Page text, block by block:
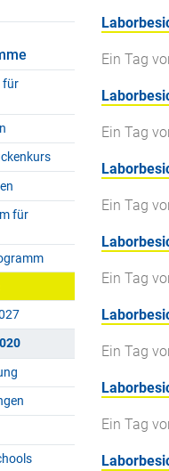
für
für
Ein Tag
Ein Tag
Ein Tag
Ein Tag
Ein Tag
Ein Tag